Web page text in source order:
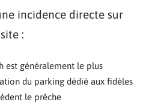
incidence directe sur
:
est généralement le plus
du parking dédié aux fidèles
le prêche